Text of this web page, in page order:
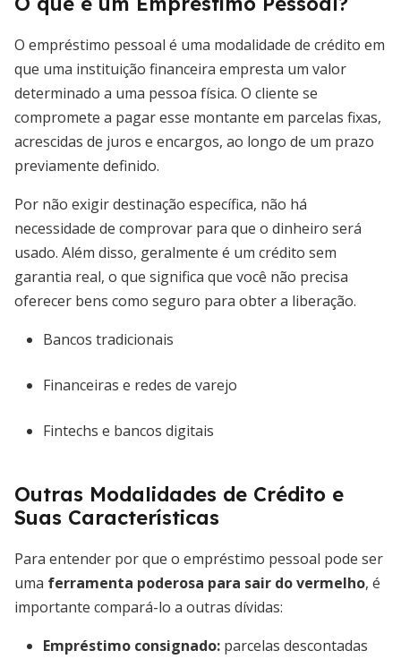
O empréstimo pessoal é uma modalidade de crédito em
que uma instituição financeira empresta um valor
determinado a uma pessoa física. O cliente se
compromete a pagar esse montante em parcelas fixas,
acrescidas de juros e encargos, ao longo de um prazo
previamente definido.
Por não exigir destinação específica, não há
necessidade de comprovar para que o dinheiro será
usado. Além disso, geralmente é um crédito sem
garantia real, o que significa que você não precisa
oferecer bens como seguro para obter a liberação.
Bancos tradicionais
Financeiras e redes de varejo
Fintechs e bancos digitais
Outras Modalidades de Crédito e
Suas Características
Para entender por que o empréstimo pessoal pode ser
uma ferramenta poderosa para sair do vermelho, é
importante compará-lo a outras dívidas:
Empréstimo consignado: parcelas descontadas